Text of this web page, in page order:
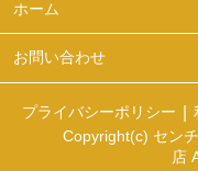
ホーム
お問い合わせ
プライバシーポリシー
Copyright(c) セン
店